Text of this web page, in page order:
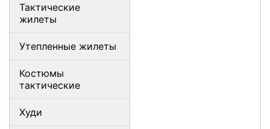
Тактические
жилеты
Утепленные жилеты
Костюмы
тактические
Худи